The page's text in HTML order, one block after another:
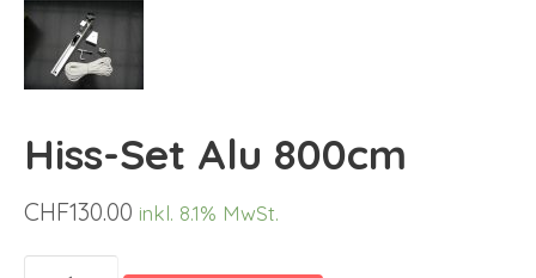
Hiss-Set Alu 800cm
CHF130.00 inkl. 8.1% MwSt.
Hiss-